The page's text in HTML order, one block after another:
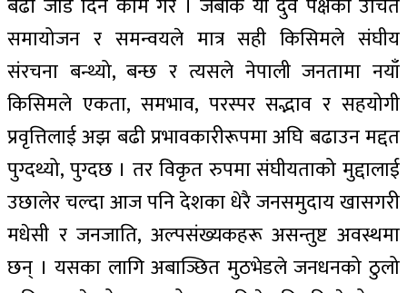
समायोजन र समन्वयले मात्र सही किसिमले संघीय
संरचना बन्थ्यो, बन्छ र त्यसले नेपाली जनतामा नयाँ
किसिमले एकता, समभाव, परस्पर सद्भाव र सहयोगी
प्रवृत्तिलाई अझ बढी प्रभावकारीरूपमा अघि बढाउन मद्दत
पुग्दथ्यो, पुग्दछ । तर विकृत रुपमा संघीयताको मुद्दालाई
उछालेर चल्दा आज पनि देशका धेरै जनसमुदाय खासगरी
मधेसी र जनजाति, अल्पसंख्यकहरू असन्तुष्ट अवस्थमा
छन् । यसका लागि अबाञ्छित मुठभेडले जनधनको ठुलो